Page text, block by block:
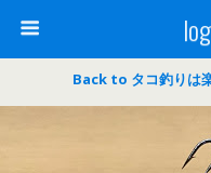
Back to タコ釣りは